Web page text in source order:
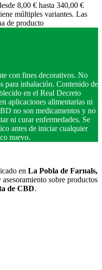
8,00 € hasta 340,00 €
múltiples variantes. Las
de producto
con fines decorativos. No
para inhalación. Contenido de
en el Real Decreto
aplicaciones alimentarias ni
no son medicamentos y no
ni curar enfermedades. Se
antes de iniciar cualquier
nuevo.
en La Pobla de Farnals,
sobre productos
de CBD.